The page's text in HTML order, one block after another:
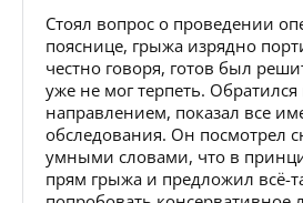
Стоял вопрос о проведении
пояснице, грыжа изрядно
честно говоря, готов был
уже не мог терпеть. Обратился
направлением, показал все
обследования. Он посмотрел
умными словами, что в
прям грыжа и предложил всё-